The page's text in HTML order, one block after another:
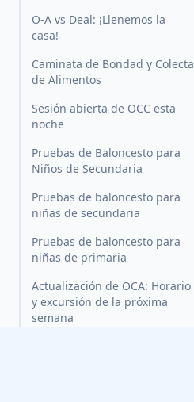
O-A vs Deal: ¡Llenemos la
casa!
Caminata de Bondad y Colecta
de Alimentos
Sesión abierta de OCC esta
noche
Pruebas de Baloncesto para
Niños de Secundaria
Pruebas de baloncesto para
niñas de secundaria
Pruebas de baloncesto para
niñas de primaria
Actualización de OCA: Horario
y excursión de la próxima
semana